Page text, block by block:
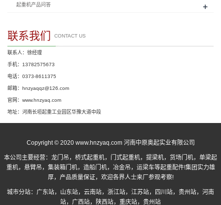
起重机产品问答 +
联系我们 CONTACT US
联系人：徐经理
手机：13782575673
电话：0373-8611375
邮箱：hnzyaqqz@126.com
官网：www.hnzyaq.com
地址：河南长垣起重工业园区华豫大道中段
Copyright © 2020 www.hnzyaq.com 河南中原奥起实业有限公司
本公司主要经营： 龙门吊 ， 桥式起重机， 门式起重机，提梁机，货场门机，单梁起
重机，悬臂吊，集装箱门机，造船门机，冶金吊，运梁车等起重配件!集团实力雄
厚，产品质量保证，欢迎各界人士来厂参观考察!
城市分站： 广东站， 山东站， 云南站， 浙江站， 江苏站， 四川站， 贵州站， 河南
站， 广西站， 陕西站， 重庆站， 贵州站